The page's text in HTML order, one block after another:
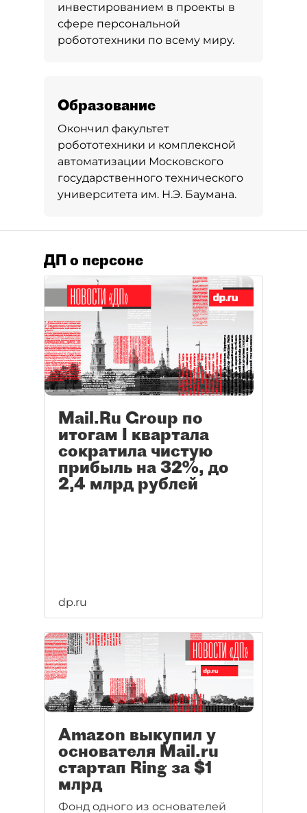
инвестированием в проекты в
сфере персональной
робототехники по всему миру.
Образование
Окончил факультет
робототехники и комплексной
автоматизации Московского
государственного технического
университета им. Н.Э. Баумана.
ДП о персоне
Mail.Ru Group по
итогам I квартала
сократила чистую
прибыль на 32%, до
2,4 млрд рублей
dp.ru
Amazon выкупил у
основателя Mail.ru
стартап Ring за $1
млрд
Фонд одного из основателей